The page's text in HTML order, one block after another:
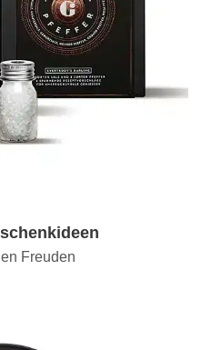
Freuden